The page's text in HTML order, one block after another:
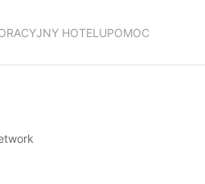
HOTELUPOMOC